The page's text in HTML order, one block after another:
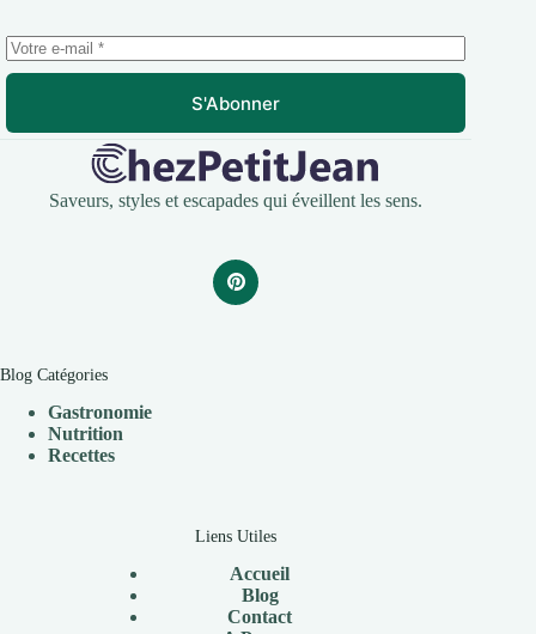
S'Abonner
Saveurs, styles et escapades qui éveillent les sens.
Blog Catégories
Gastronomie
Nutrition
Recettes
Liens Utiles
Accueil
Blog
Contact